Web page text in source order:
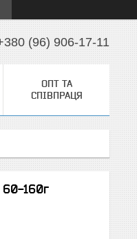
(96) 906-17-11
ОПТ ТА
СПІВПРАЦЯ
160г